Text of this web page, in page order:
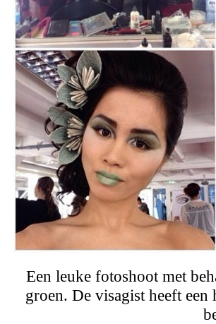
Een leuke fotoshoot met
groen. De visagist heeft een